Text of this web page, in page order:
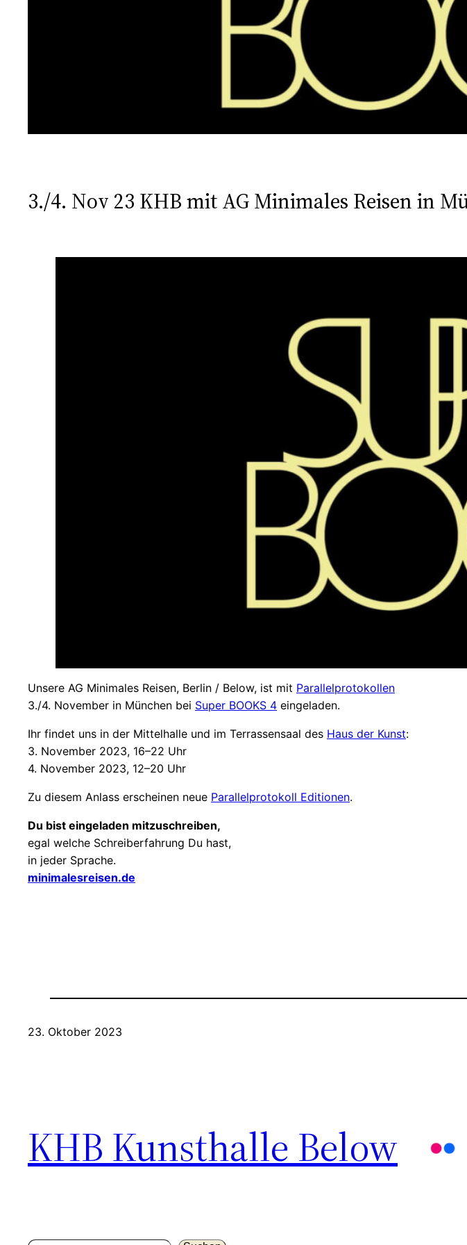
3./4. Nov 23 KHB mit AG Minimales Reisen in
Unsere AG Minimales Reisen, Berlin / Below, ist mit Parallelprotokollen
3./4. November in München bei Super BOOKS 4 eingeladen.
Ihr findet uns in der Mittelhalle und im Terrassensaal des Haus der Kunst:
3. November 2023, 16–22 Uhr
4. November 2023, 12–20 Uhr
Zu diesem Anlass erscheinen neue Parallelprotokoll Editionen.
Du bist eingeladen mitzuschreiben,
egal welche Schreiberfahrung Du hast,
in jeder Sprache.
minimalesreisen.de
23. Oktober 2023
KHB Kunsthalle Below